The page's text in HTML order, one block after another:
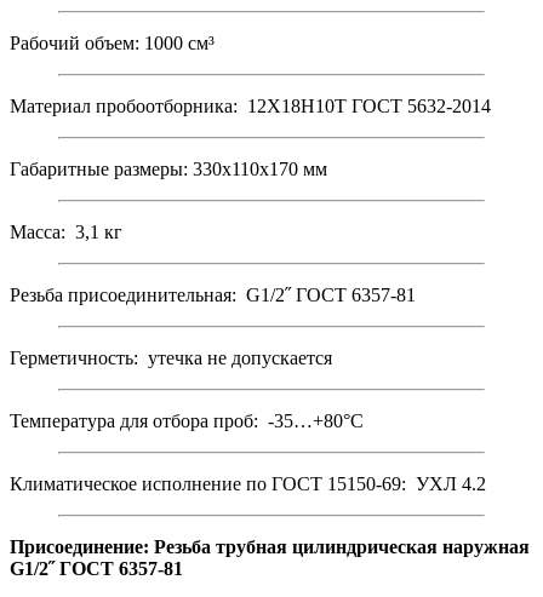
Рабочий объем: 1000 см³
Материал пробоотборника: 12Х18Н10Т ГОСТ 5632-2014
Габаритные размеры: 330х110х170 мм
Масса: 3,1 кг
Резьба присоединительная: G1/2˝ ГОСТ 6357-81
Герметичность: утечка не допускается
Температура для отбора проб: -35…+80°С
Климатическое исполнение по ГОСТ 15150-69: УХЛ 4.2
Присоединение: Резьба трубная цилиндрическая наружная
G1/2˝ ГОСТ 6357-81